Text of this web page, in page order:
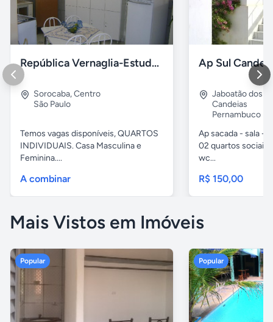
República Vernaglia-Estudantes e ou Trabalhadores
Sorocaba,Centro
São Paulo
Temos vagas disponíveis, QUARTOS
INDIVIDUAIS. Casa Masculina e
Feminina....
A combinar
Ap Sul
Jaboatão dos
Candeias
Pernambuco
Ap sacada - sala -
02 quartos
wc...
R$ 150,00
Mais Vistos em Imóveis
Popular Popular